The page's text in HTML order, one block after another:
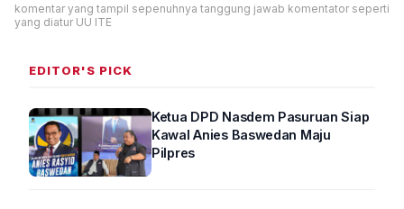
komentar yang tampil sepenuhnya tanggung jawab komentator seperti
yang diatur UU ITE
EDITOR'S PICK
Ketua DPD Nasdem Pasuruan Siap
Kawal Anies Baswedan Maju
Pilpres